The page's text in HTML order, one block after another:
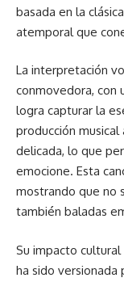
basada en la
atemporal que
La interpretación
conmovedora, con
logra capturar la
producción musical
delicada, lo que
emocione. Esta
mostrando que no
también baladas
Su impacto cultural
ha sido